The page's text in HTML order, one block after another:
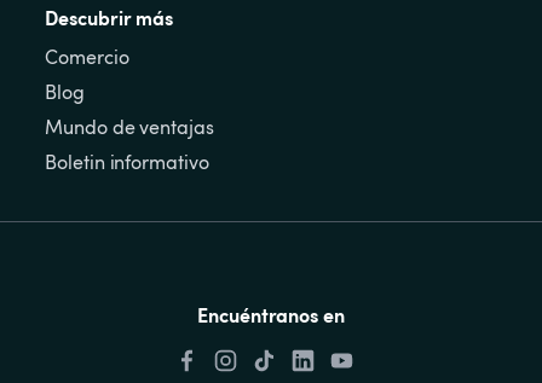
Descubrir más
Comercio
Blog
Mundo de ventajas
Boletin informativo
Encuéntranos en